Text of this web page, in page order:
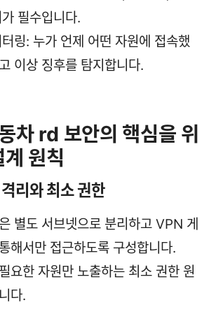
필수입니다.
링: 누가 언제 어떤 자원에 접속했
이상 징후를 탐지합니다.
차 rd 보안의 핵심을 위
원칙
리와 최소 권한
별도 서브넷으로 분리하고 VPN 게
해서만 접근하도록 구성합니다.
요한 자원만 노출하는 최소 권한 원
다.